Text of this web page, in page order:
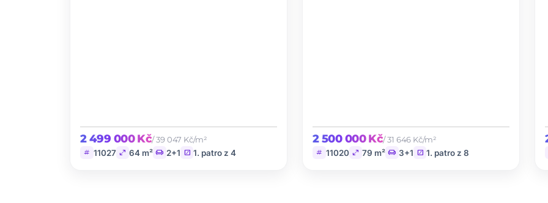
2 499 000 Kč/ 39 047 Kč/m²
tag 11027 open_in_full 64 m² chair 2+1 stairs 1. patro z 4
2 500 000 Kč/ 31 646 Kč/m²
tag 11020 open_in_full 79 m² chair 3+1 stairs 1. patro z 8